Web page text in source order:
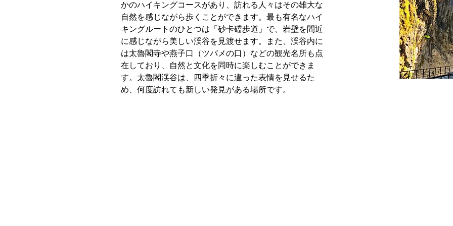
かのハイキングコースがあり、訪れる人々はその雄大な
自然を感じながら歩くことができます。最も有名なハイ
キングルートのひとつは「砂卡礑歩道」で、岩壁を間近
に感じながら美しい渓谷を見渡せます。また、渓谷内に
は太魯閣寺や燕子口（ツバメの口）などの観光名所も点
在しており、自然と文化を同時に楽しむことができま
す。太魯閣渓谷は、四季折々に違った表情を見せるた
め、何度訪れても新しい発見がある場所です。